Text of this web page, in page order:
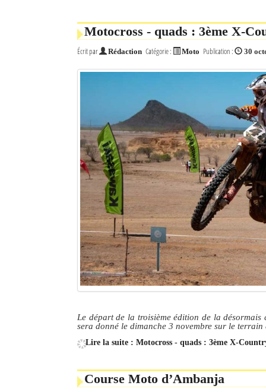
ConnexionMotocross - quads : 3ème X-
Écrit par Rédaction Catégorie : Moto Publication : 30
Le départ de la troisième édition de la
sera donné le dimanche 3 novembre sur le
Lire la suite : Motocross - quads : 3ème X-
Course Moto d’Ambanja